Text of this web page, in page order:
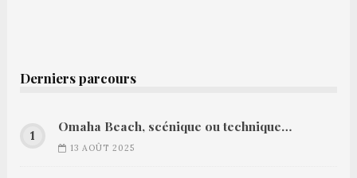
Derniers parcours
Omaha Beach, scénique ou technique…
13 AOÛT 2025